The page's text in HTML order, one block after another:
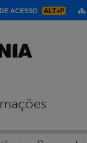
ACESSO ALT+P